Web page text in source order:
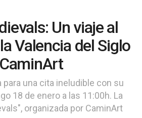
Un viaje al
Valencia del Siglo
para una cita ineludible con su
18 de enero a las 11:00h. La
organizada por CaminArt